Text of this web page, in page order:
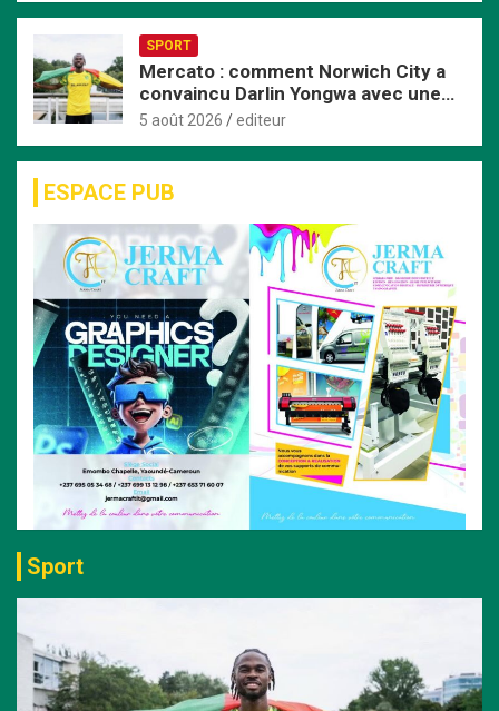
SPORT
Mercato : comment Norwich City a
convaincu Darlin Yongwa avec une
offre irrésistible
5 août 2026 editeur
ESPACE PUB
Sport